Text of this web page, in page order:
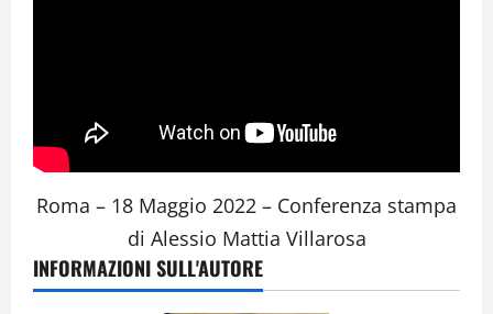
Roma – 18 Maggio 2022 – Conferenza stampa
di Alessio Mattia Villarosa
INFORMAZIONI SULL'AUTORE